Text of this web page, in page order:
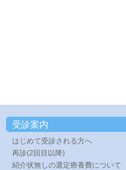
受診案内
はじめて受診される方へ
再診(2回目以降)
紹介状無しの選定療養費について